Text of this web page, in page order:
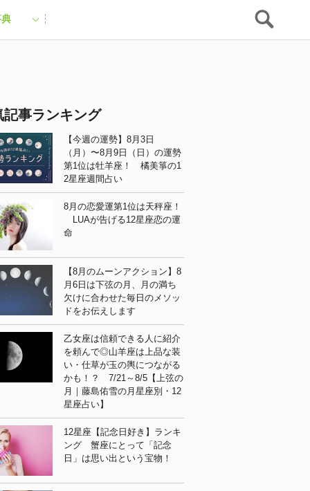
記事ランキング
【今週の運勢】8月3日
（月）〜8月9日（日）の運勢
第1位は牡羊座！ 橘美箏の1
2星座週間占い
8月の恋愛運第1位は天秤座！
LUAが告げる12星座恋の運
命
【8月のムーンアクション】8
月6日は下弦の月、月の満ち
欠けに合わせた毎日のメソッ
ドをお伝えします
乙女座は信頼できる人に紹介
を頼んで◎山羊座は上品な装
い・仕草が玉の輿につながる
かも！？ 7/21～8/5【上弦の
月｜藤島佑雪の月星座別・12
星座占い】
12星座【記念日好き】ランキ
ング 蟹座にとって「記念
日」は思い出という宝物！